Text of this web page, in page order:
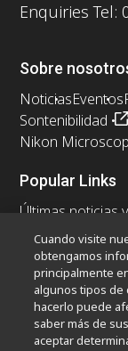
Enquiries Tel:
Sobre
NoticiasEventos
Sontenibilidad
Nikon
Popular Links
Últimas noticias
Resolution
Nikon Small
Otros
Productos de
Microscopía
Cuando visite
obtengamos
principalmente
algunos tipos de
hacerlo puede
saber más de
aceptar